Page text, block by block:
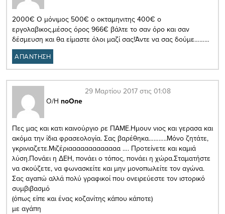
2000€ Ο μόνιμος 500€ ο οκταμηνιτης 400€ ο
εργολαβικος,μέσος όρος 966€ βάλτε το σαν όρο και σαν
δέσμευση και θα είμαστε όλοι μαζί σας!Άντε να σας δούμε………
ΑΠΑΝΤΗΣΗ
Ο/Η noOne
29 Μαρτίου 2017 στις 01:08
Πες μας και κατι καινούργιο ρε ΠΑΜΕ.Ημουν νιος και γερασα και
ακόμα την ίδια φρασεολογία. Σας βαρέθηκα………..Μόνο ζητάτε,
γκρινιαζετε.Μιζέριααααααααααααα …. Προτείνετε και καμιά
λύση.Πονάει η ΔΕΗ, πονάει ο τόπος, πονάει η χώρα.Σταματήστε
να σκούζετε, να φωνασκείτε και μην μονοπωλείτε τον αγώνα.
Σας αγαπώ αλλά πολύ γραφικοί που ονειρεύεστε τον ιστορικό
συμβιβασμό
(όπως είπε και ένας κοζανίτης κάπου κάποτε)
με αγάπη